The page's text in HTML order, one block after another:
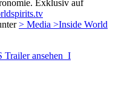
Exklusiv auf
> Media >Inside World
Trailer ansehen I